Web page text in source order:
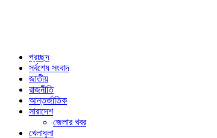
প্রচ্ছদ
সর্বশেষ সংবাদ
জাতীয়
রাজনীতি
আন্তর্জাতিক
সারাদেশ
জেলার খবর
খেলাধুলা